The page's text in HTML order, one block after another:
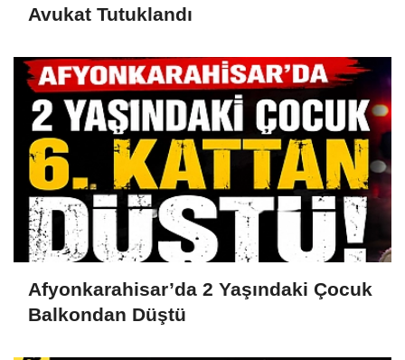
Avukat Tutuklandı
Afyonkarahisar’da 2 Yaşındaki Çocuk
Balkondan Düştü